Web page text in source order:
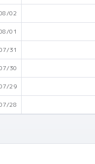
02
01
31
30
29
28